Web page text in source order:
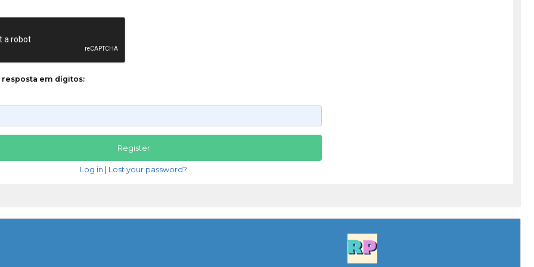
resposta em dígitos:
Log in Lost your password?